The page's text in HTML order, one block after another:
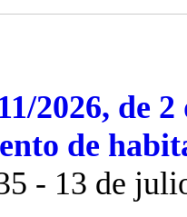
2026, de
de
- 13 de